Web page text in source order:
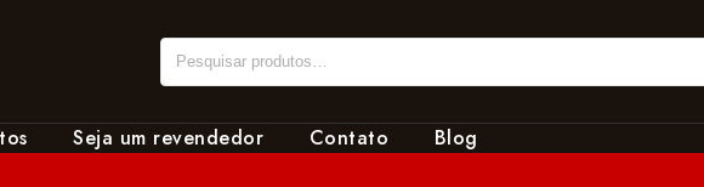
Seja um revendedor Contato Blog